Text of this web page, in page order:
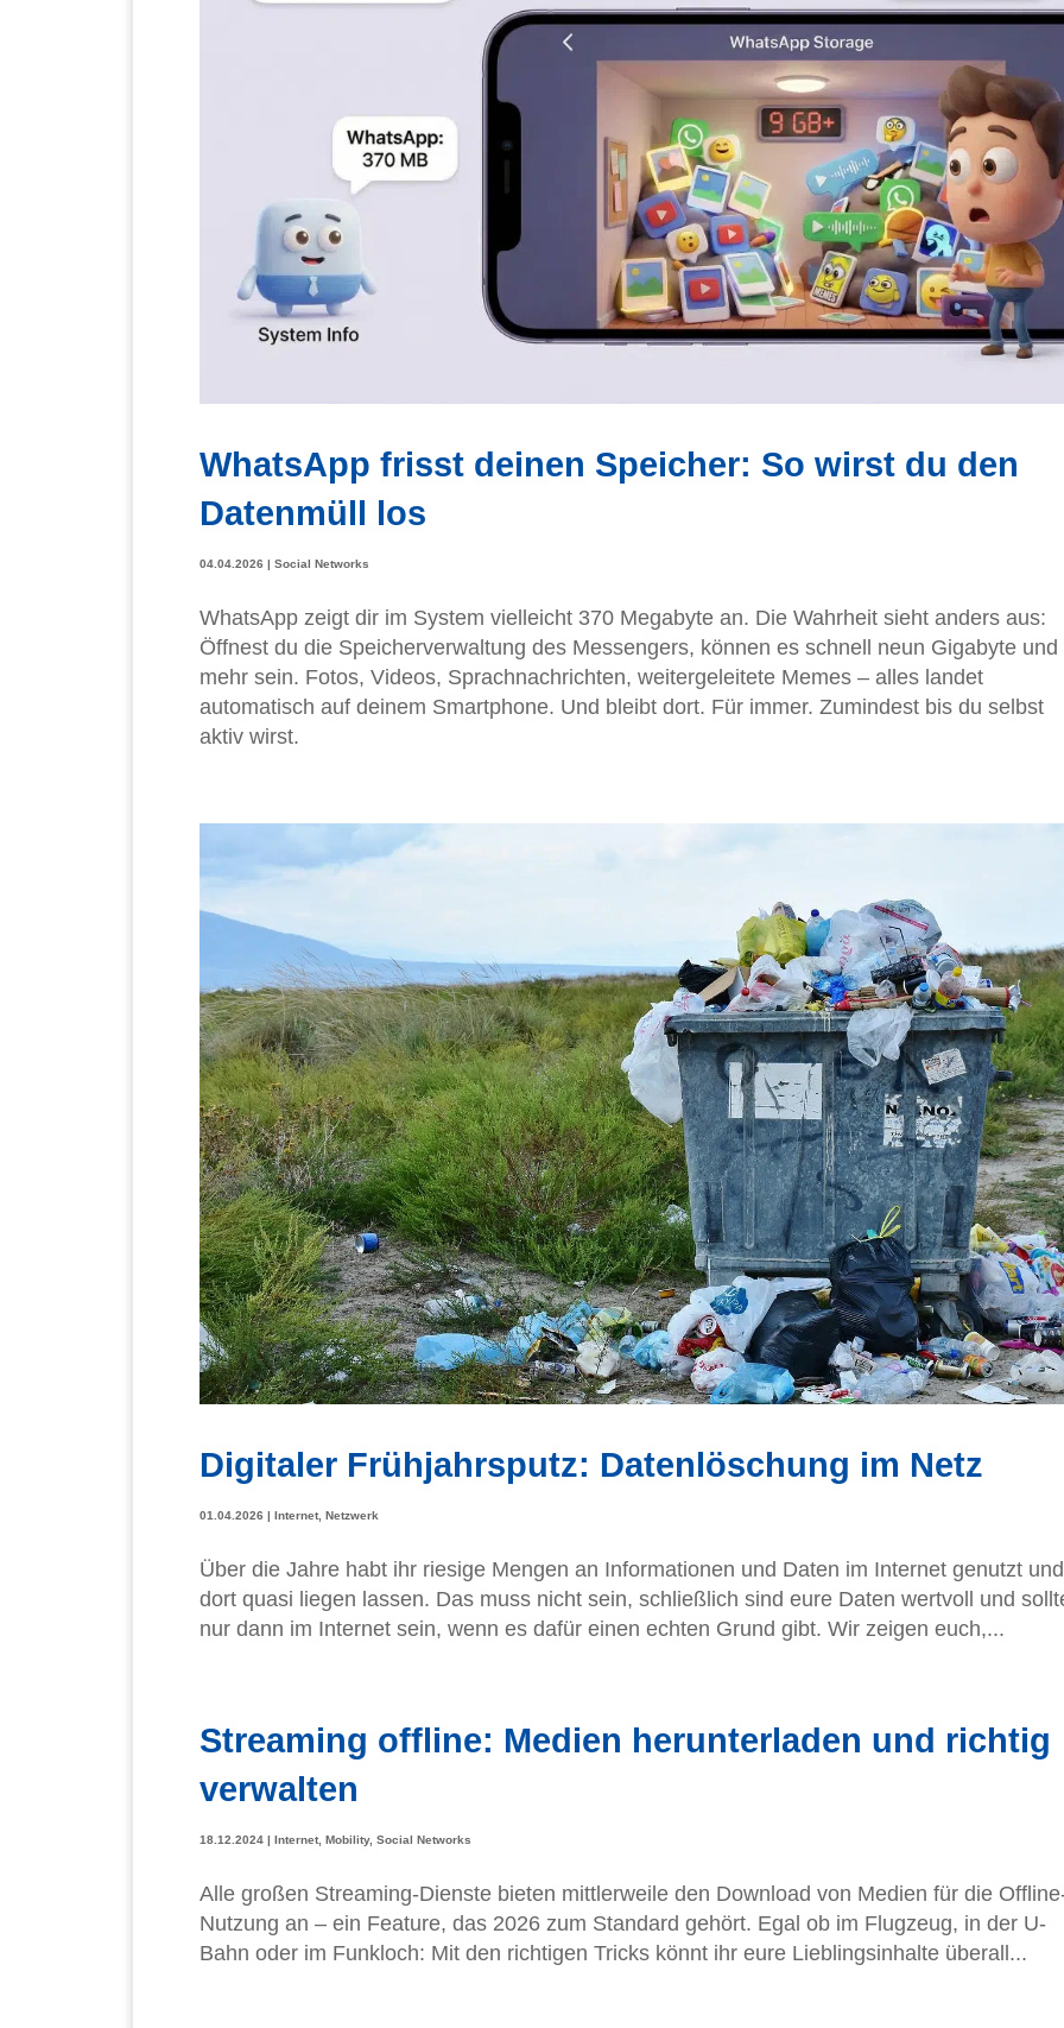
WhatsApp frisst deinen Speicher: So wirst du den
Datenmüll los
04.04.2026 | Social Networks
WhatsApp zeigt dir im System vielleicht 370 Megabyte an. Die Wahrheit sieht anders aus:
Öffnest du die Speicherverwaltung des Messengers, können es schnell neun Gigabyte und
mehr sein. Fotos, Videos, Sprachnachrichten, weitergeleitete Memes – alles landet
automatisch auf deinem Smartphone. Und bleibt dort. Für immer. Zumindest bis du selbst
aktiv wirst.
Digitaler Frühjahrsputz: Datenlöschung im Netz
01.04.2026 | Internet, Netzwerk
Über die Jahre habt ihr riesige Mengen an Informationen und Daten im Internet genutzt und
dort quasi liegen lassen. Das muss nicht sein, schließlich sind eure Daten wertvoll und
nur dann im Internet sein, wenn es dafür einen echten Grund gibt. Wir zeigen euch,...
Streaming offline: Medien herunterladen und richtig
verwalten
18.12.2024 | Internet, Mobility, Social Networks
Alle großen Streaming-Dienste bieten mittlerweile den Download von Medien für die
Nutzung an – ein Feature, das 2026 zum Standard gehört. Egal ob im Flugzeug, in der U-
Bahn oder im Funkloch: Mit den richtigen Tricks könnt ihr eure Lieblingsinhalte überall...